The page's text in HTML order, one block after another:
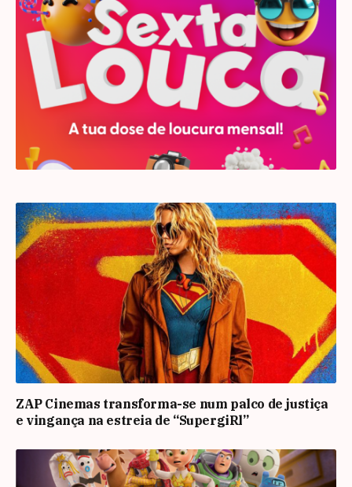
ZAP Cinemas transforma-se num palco de justiça
e vingança na estreia de “SupergiRl”